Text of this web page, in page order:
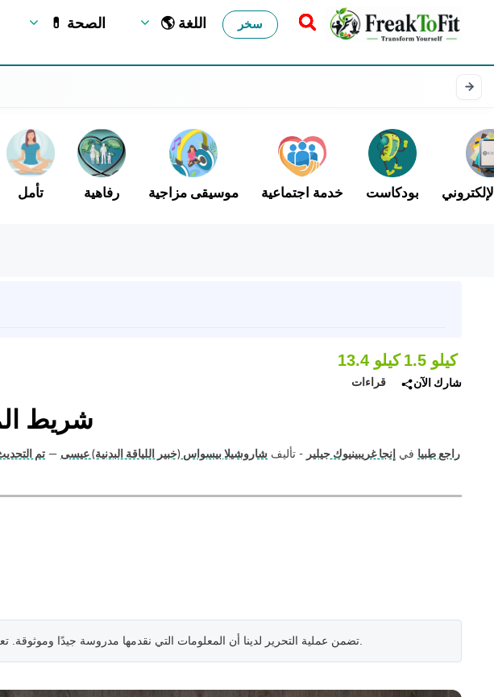
💊 الصحة 🌎 اللغة سخر
تأمل رفاهية موسيقى مزاجية خدمة اجتماعية بودكاست
13.4 كيلو
قراءات
1.5 كيلو
شارك الآن
شريط
راجع طبيا في إنجا غريبينيوك جيلير - تأليف شاروشيلا بيسواس (خبير اللياقة البدنية) عيسى — تم التحديث
تضمن عملية التحرير لدينا أن المعلومات التي نقدمها مدروسة جيدًا وموثوقة.